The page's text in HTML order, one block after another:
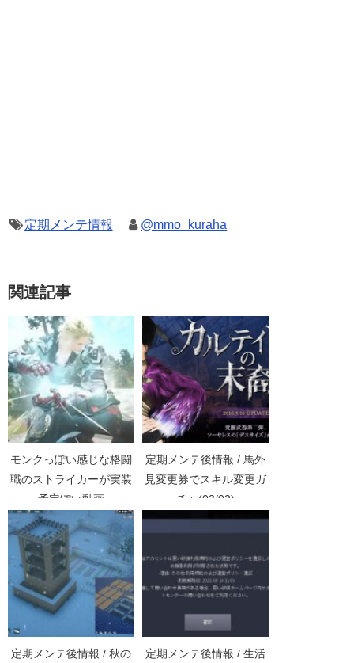
定期メンテ情報 @mmo_kuraha
関連記事
モンクっぽい感じな格闘
職のストライカーが実装
予定ぽい動画
定期メンテ後情報 / 馬外
見変更券でスキル変更ガ
チャ(03/02)
定期メンテ後情報 / 秋の
定期メンテ後情報 / 生活